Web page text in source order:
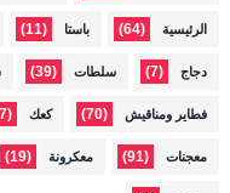
الرئيسية (64) باستا (11)
دجاج (7) سلطات (39)
فطاير ومناقيش (70) كعك (47)
معجنات (91) معكرونة (19)